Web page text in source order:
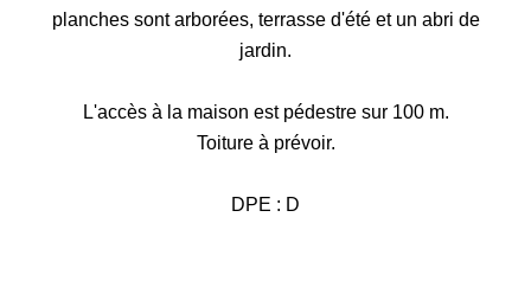
planches sont arborées, terrasse d'été et un abri de
jardin.
L'accès à la maison est pédestre sur 100 m.
Toiture à prévoir.
DPE : D